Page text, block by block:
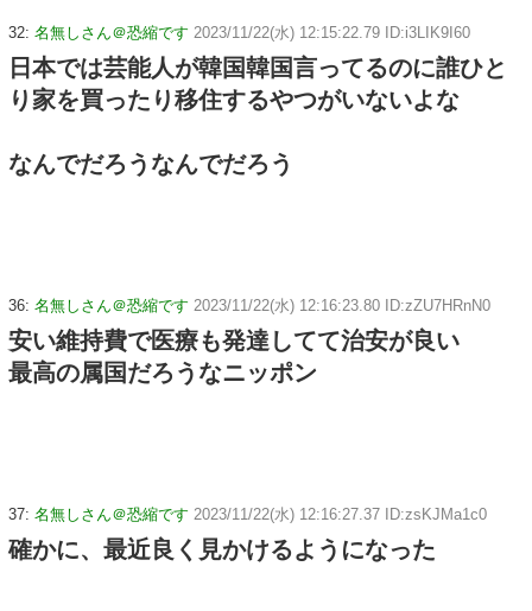
32: 名無しさん＠恐縮です 2023/11/22(水) 12:15:22.79 ID:i3LIK9I60
日本では芸能人が韓国韓国言ってるのに誰ひと
り家を買ったり移住するやつがいないよな
なんでだろうなんでだろう
36: 名無しさん＠恐縮です 2023/11/22(水) 12:16:23.80 ID:zZU7HRnN0
安い維持費で医療も発達してて治安が良い
最高の属国だろうなニッポン
37: 名無しさん＠恐縮です 2023/11/22(水) 12:16:27.37 ID:zsKJMa1c0
確かに、最近良く見かけるようになった